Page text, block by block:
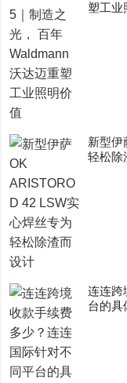
塑工业
新型伊
轻松除
连连跨
台的具